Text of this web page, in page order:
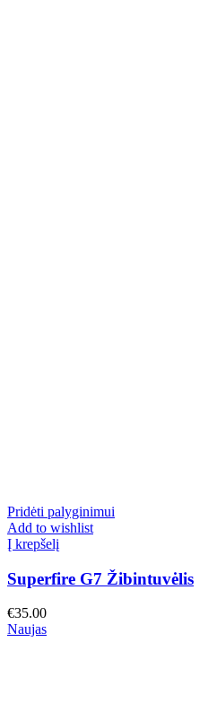
Pridėti palyginimui
Add to wishlist
Į krepšelį
Superfire G7 Žibintuvėlis
€35.00
Naujas